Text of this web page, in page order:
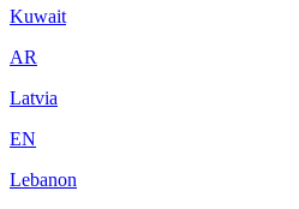
Kuwait
AR
Latvia
EN
Lebanon